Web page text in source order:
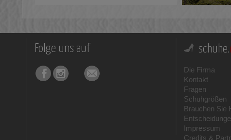
Folge uns auf schuhe.
Die Firma
Kontakt
Fragen
Schuhgrößen
Brauchen Sie
Impressum
Credits &